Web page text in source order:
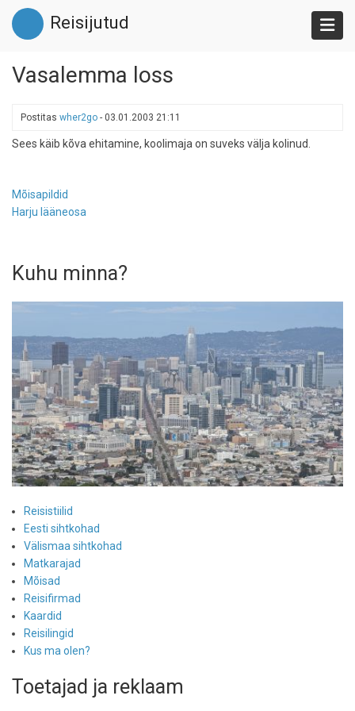
Liigu
edasi
põhisisu
Reisijutud
Vasalemma loss
Postitas wher2go - 03.01.2003 21:11
Sees käib kõva ehitamine, koolimaja on suveks välja kolinud.
Mõisapildid
Harju lääneosa
Kuhu minna?
Reisistiilid
Eesti sihtkohad
Välismaa sihtkohad
Matkarajad
Mõisad
Reisifirmad
Kaardid
Reisilingid
Kus ma olen?
Toetajad ja reklaam